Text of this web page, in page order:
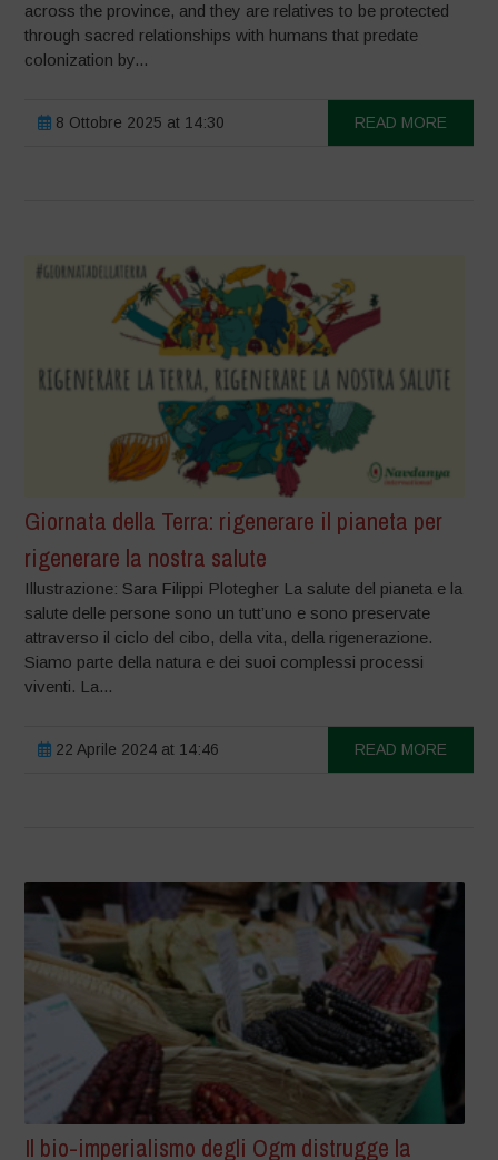
across the province, and they are relatives to be protected
through sacred relationships with humans that predate
colonization by...
8 Ottobre 2025 at 14:30 READ MORE
Giornata della Terra: rigenerare il pianeta per
rigenerare la nostra salute
Illustrazione: Sara Filippi Plotegher La salute del pianeta e la
salute delle persone sono un tutt’uno e sono preservate
attraverso il ciclo del cibo, della vita, della rigenerazione.
Siamo parte della natura e dei suoi complessi processi
viventi. La...
22 Aprile 2024 at 14:46 READ MORE
Il bio-imperialismo degli Ogm distrugge la